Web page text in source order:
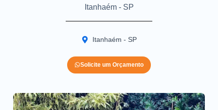
Itanhaém - SP
Itanhaém - SP
Solicite um Orçamento